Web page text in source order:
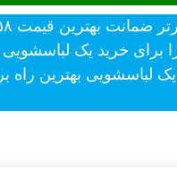
برای خرید یک
بهترین راه